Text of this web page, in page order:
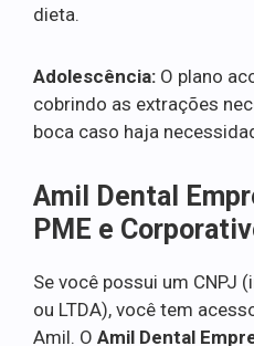
dieta.
Adolescência: O plano
cobrindo as extrações
boca caso haja
Amil Dental
PME e
Se você possui um CNPJ
ou LTDA), você tem
Amil. O Amil Dental